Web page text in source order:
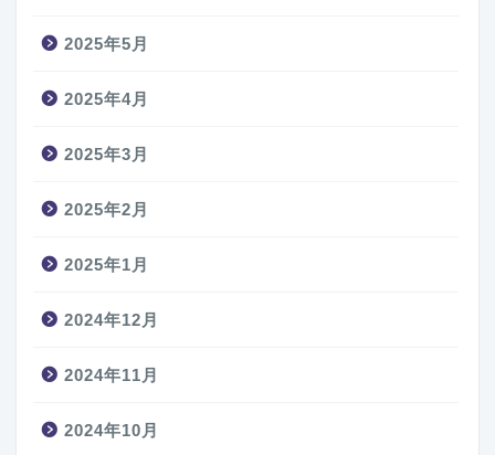
2025年5月
2025年4月
2025年3月
2025年2月
2025年1月
2024年12月
2024年11月
2024年10月